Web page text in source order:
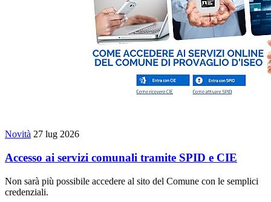
Novità 27 lug 2026
Accesso ai servizi comunali tramite SPID e CIE
Non sarà più possibile accedere al sito del Comune con le semplici
credenziali.